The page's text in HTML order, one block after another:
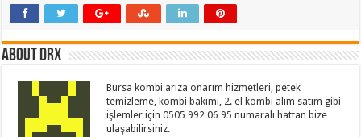
About drx
Bursa kombi arıza onarım hizmetleri, petek
temizleme, kombi bakımı, 2. el kombi alım satım gibi
işlemler için 0505 992 06 95 numaralı hattan bize
ulaşabilirsiniz.